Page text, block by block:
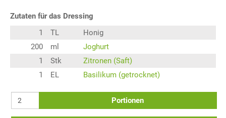
Zutaten für das Dressing
1
TL
Honig
200
ml
Joghurt
1
Stk
Zitronen (Saft)
1
EL Basilikum (getrocknet)
Portionen